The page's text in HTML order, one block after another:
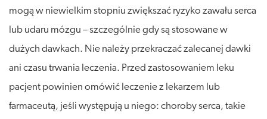
mogą w niewielkim stopniu zwiększać ryzyko zawału serca
lub udaru mózgu – szczególnie gdy są stosowane w
dużych dawkach. Nie należy przekraczać zalecanej dawki
ani czasu trwania leczenia. Przed zastosowaniem leku
pacjent powinien omówić leczenie z lekarzem lub
farmaceutą, jeśli występują u niego: choroby serca, takie